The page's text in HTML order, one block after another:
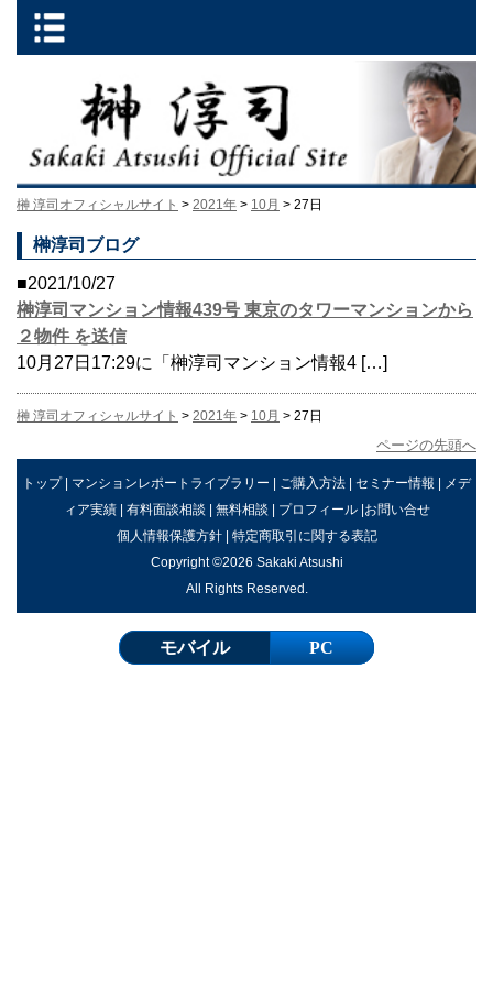
榊 淳司オフィシャルサイト > 2021年 > 10月 > 27日
榊淳司ブログ
■2021/10/27
榊淳司マンション情報439号 東京のタワーマンションから
２物件 を送信
10月27日17:29に「榊淳司マンション情報4 […]
榊 淳司オフィシャルサイト > 2021年 > 10月 > 27日
ページの先頭へ
トップ| マンションレポートライブラリー | ご購入方法 | セミナー情報 | メデ
ィア実績| 有料面談相談 | 無料相談 | プロフィール|お問い合せ
個人情報保護方針| 特定商取引に関する表記
Copyright ©2026 Sakaki Atsushi
All Rights Reserved.
モバイル PC